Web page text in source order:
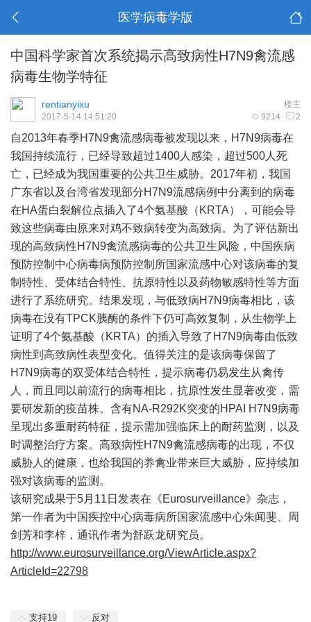
医学病毒学版
中国科学家首次系统揭示高致病性H7N9禽流感
病毒生物学特征
楼主
rentianyixu
9214 2
2017-5-14 14:51:20
自2013年春季H7N9禽流感病毒被发现以来，H7N9病毒在
我国持续流行，已经导致超过1400人感染，超过500人死
亡，已经成为我国重要的公共卫生威胁。2017年初，我国
广东省以及台湾省发现部分H7N9流感病例中分离到的病毒
在HA蛋白裂解位点插入了4个氨基酸（KRTA），可能会导
致这些病毒由原来对鸡不致病转变为高致病。为了评估新出
现的高致病性H7N9禽流感病毒的公共卫生风险，中国疾病
预防控制中心病毒病预防控制所国家流感中心对该病毒的复
制特性、受体结合特性、抗原特性以及药物敏感特性等方面
进行了系统研究。结果发现，与低致病H7N9病毒相比，该
病毒在没有TPCK胰酶的条件下仍可高效复制，从生物学上
证明了4个氨基酸（KRTA）的插入导致了H7N9病毒由低致
病性到高致病性表型变化。值得关注的是该病毒保留了
H7N9病毒的双受体结合特性，提示病毒仍易发生从禽传
人，而且同以前流行的病毒相比，抗原性发生显著改变，需
要研发新的疫苗株。含有NA-R292K突变的HPAI H7N9病毒
呈现出多重耐药特征，提示需加强临床上的耐药监测，以及
时调整治疗方案。高致病性H7N9禽流感病毒的出现，不仅
威胁人的健康，也给我国的养禽业带来巨大威胁，应持续加
强对该病毒的监测。
该研究成果于5月11日发表在《Eurosurveillance》杂志，
第一作者为中国疾控中心病毒病所国家流感中心朱闻斐、周
剑芳和李梓，通讯作者为舒跃龙研究员。
http://www.eurosurveillance.org/ViewArticle.aspx?
ArticleId=22798
支持19 反对